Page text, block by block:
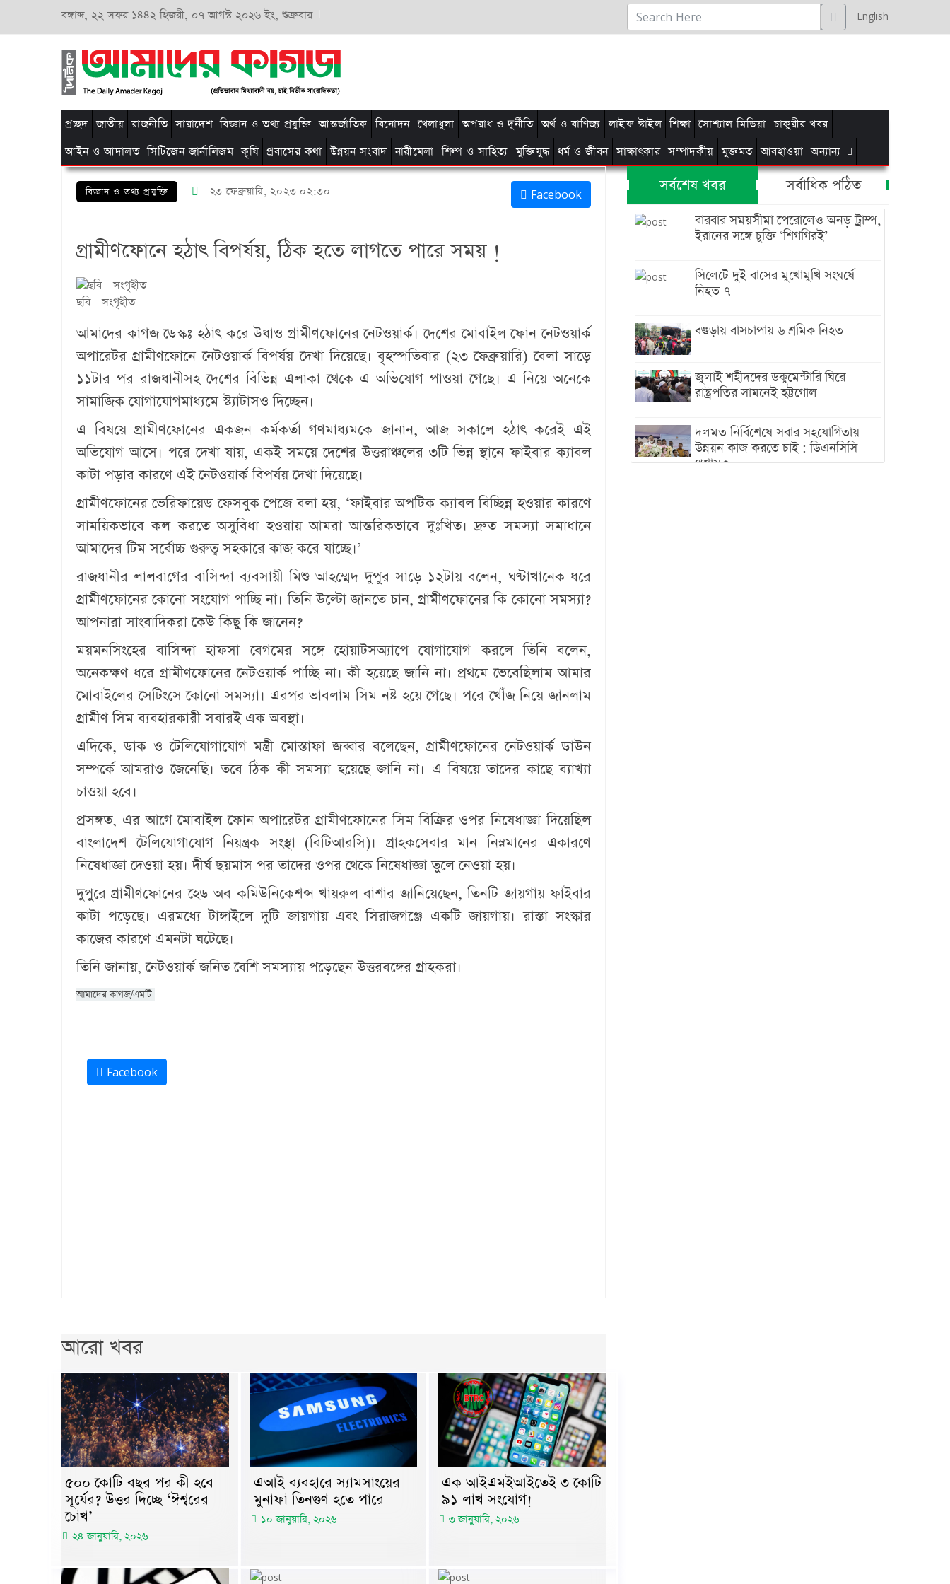
বঙ্গাব্দ, ২২ সফর ১৪৪২ হিজরী, ০৭ আগস্ট ২০২৬ ইং, শুক্রবার English
প্রচ্ছদ জাতীয় রাজনীতি সারাদেশ বিজ্ঞান ও তথ্য প্রযুক্তি আন্তর্জাতিক বিনোদন খেলাধুলা অপরাধ ও দুর্নীতি অর্থ ও বাণিজ্য লাইফ স্টাইল শিক্ষা সোশ্যাল মিডিয়া চাকুরীর খবর
আইন ও আদালত সিটিজেন জার্নালিজম কৃষি প্রবাসের কথা উন্নয়ন সংবাদ নারীমেলা শিল্প ও সাহিত্য মুক্তিযুদ্ধ ধর্ম ও জীবন সাক্ষাৎকার সম্পাদকীয় মুক্তমত আবহাওয়া অন্যান্য
বিজ্ঞান ও তথ্য প্রযুক্তি ২৩ ফেব্রুয়ারি, ২০২৩ ০২:৩০ Facebook
গ্রামীণফোনে হঠাৎ বিপর্যয়, ঠিক হতে লাগতে পারে সময় !
ছবি - সংগৃহীত
আমাদের কাগজ ডেস্কঃহঠাৎ করে উধাও গ্রামীণফোনের নেটওয়ার্ক। দেশের মোবাইল ফোন নেটওয়ার্ক
অপারেটর গ্রামীণফোনে নেটওয়ার্ক বিপর্যয় দেখা দিয়েছে। বৃহস্পতিবার (২৩ ফেব্রুয়ারি) বেলা সাড়ে
১১টার পর রাজধানীসহ দেশের বিভিন্ন এলাকা থেকে এ অভিযোগ পাওয়া গেছে। এ নিয়ে অনেকে
সামাজিক যোগাযোগমাধ্যমে স্ট্যাটাসও দিচ্ছেন।
এ বিষয়ে গ্রামীণফোনের একজন কর্মকর্তা গণমাধ্যমকে জানান, আজ সকালে হঠাৎ করেই এই
অভিযোগ আসে। পরে দেখা যায়, একই সময়ে দেশের উত্তরাঞ্চলের ৩টি ভিন্ন স্থানে ফাইবার ক্যাবল
কাটা পড়ার কারণে এই নেটওয়ার্ক বিপর্যয় দেখা দিয়েছে।
গ্রামীণফোনের ভেরিফায়েড ফেসবুক পেজে বলা হয়, ‘ফাইবার অপটিক ক্যাবল বিচ্ছিন্ন হওয়ার কারণে
সাময়িকভাবে কল করতে অসুবিধা হওয়ায় আমরা আন্তরিকভাবে দুঃখিত। দ্রুত সমস্যা সমাধানে
আমাদের টিম সর্বোচ্চ গুরুত্ব সহকারে কাজ করে যাচ্ছে।’
রাজধানীর লালবাগের বাসিন্দা ব্যবসায়ী মিশু আহম্মেদ দুপুর সাড়ে ১২টায় বলেন, ঘণ্টাখানেক ধরে
গ্রামীণফোনের কোনো সংযোগ পাচ্ছি না। তিনি উল্টো জানতে চান, গ্রামীণফোনের কি কোনো সমস্যা?
আপনারা সাংবাদিকরা কেউ কিছু কি জানেন?
ময়মনসিংহের বাসিন্দা হাফসা বেগমের সঙ্গে হোয়াটসঅ্যাপে যোগাযোগ করলে তিনি বলেন,
অনেকক্ষণ ধরে গ্রামীণফোনের নেটওয়ার্ক পাচ্ছি না। কী হয়েছে জানি না। প্রথমে ভেবেছিলাম আমার
মোবাইলের সেটিংসে কোনো সমস্যা। এরপর ভাবলাম সিম নষ্ট হয়ে গেছে। পরে খোঁজ নিয়ে জানলাম
গ্রামীণ সিম ব্যবহারকারী সবারই এক অবস্থা।
এদিকে, ডাক ও টেলিযোগাযোগ মন্ত্রী মোস্তাফা জব্বার বলেছেন, গ্রামীণফোনের নেটওয়ার্ক ডাউন
সম্পর্কে আমরাও জেনেছি। তবে ঠিক কী সমস্যা হয়েছে জানি না। এ বিষয়ে তাদের কাছে ব্যাখ্যা
চাওয়া হবে।
প্রসঙ্গত, এর আগে মোবাইল ফোন অপারেটর গ্রামীণফোনের সিম বিক্রির ওপর নিষেধাজ্ঞা দিয়েছিল
বাংলাদেশ টেলিযোগাযোগ নিয়ন্ত্রক সংস্থা (বিটিআরসি)। গ্রাহকসেবার মান নিম্নমানের একারণে
নিষেধাজ্ঞা দেওয়া হয়। দীর্ঘ ছয়মাস পর তাদের ওপর থেকে নিষেধাজ্ঞা তুলে নেওয়া হয়।
দুপুরে গ্রামীণফোনের হেড অব কমিউনিকেশন্স খায়রুল বাশার জানিয়েছেন, তিনটি জায়গায় ফাইবার
কাটা পড়েছে। এরমধ্যে টাঙ্গাইলে দুটি জায়গায় এবং সিরাজগঞ্জে একটি জায়গায়। রাস্তা সংস্কার
কাজের কারণে এমনটা ঘটেছে।
তিনি জানায়, নেটওয়ার্ক জনিত বেশি সমস্যায় পড়েছেন উত্তরবঙ্গের গ্রাহকরা।
আমাদের কাগজ/এমটি
Facebook
আরো খবর
৫০০ কোটি বছর পর কী হবে
সূর্যের? উত্তর দিচ্ছে ‘ঈশ্বরের
চোখ’
২৪ জানুয়ারি, ২০২৬
এআই ব্যবহারে স্যামসাংয়ের
মুনাফা তিনগুণ হতে পারে
১০ জানুয়ারি, ২০২৬
এক আইএমইআইতেই ৩ কোটি
৯১ লাখ সংযোগ!
৩ জানুয়ারি, ২০২৬
সর্বশেষ খবর সর্বাধিক পঠিত
বারবার সময়সীমা পেরোলেও অনড় ট্রাম্প,
ইরানের সঙ্গে চুক্তি ‘শিগগিরই’
সিলেটে দুই বাসের মুখোমুখি সংঘর্ষে
নিহত ৭
বগুড়ায় বাসচাপায় ৬ শ্রমিক নিহত
জুলাই শহীদদের ডকুমেন্টারি ঘিরে
রাষ্ট্রপতির সামনেই হট্টগোল
দলমত নির্বিশেষে সবার সহযোগিতায়
উন্নয়ন কাজ করতে চাই : ডিএনসিসি
প্রশাসক